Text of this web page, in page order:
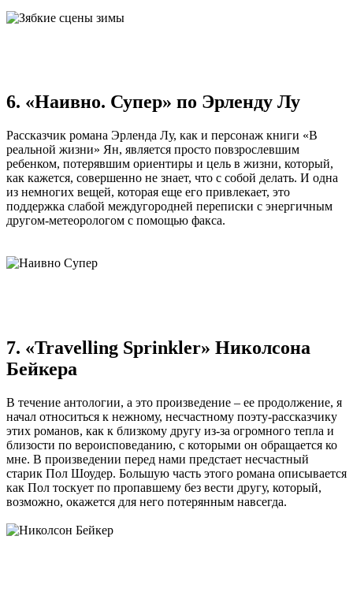
6. «Наивно. Супер» по Эрленду Лу
Рассказчик романа Эрленда Лу, как и персонаж книги «В
реальной жизни» Ян, является просто повзрослевшим
ребенком, потерявшим ориентиры и цель в жизни, который,
как кажется, совершенно не знает, что с собой делать. И одна
из немногих вещей, которая еще его привлекает, это
поддержка слабой междугородней переписки с энергичным
другом-метеорологом с помощью факса.
7. «Travelling Sprinkler» Николсона
Бейкера
В течение антологии, а это произведение – ее продолжение, я
начал относиться к нежному, несчастному поэту-рассказчику
этих романов, как к близкому другу из-за огромного тепла и
близости по вероисповеданию, с которыми он обращается ко
мне. В произведении перед нами предстает несчастный
старик Пол Шоудер. Большую часть этого романа описывается
как Пол тоскует по пропавшему без вести другу, который,
возможно, окажется для него потерянным навсегда.